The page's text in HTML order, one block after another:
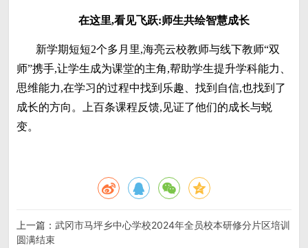
在这里,看见飞跃:师生共绘智慧成长
新学期短短2个多月里,海亮云校教师与线下教师“双
师”携手,让学生成为课堂的主角,帮助学生提升学科能力、
思维能力,在学习的过程中找到乐趣、找到自信,也找到了
成长的方向。上百条课程反馈,见证了他们的成长与蜕
变。
上一篇：武冈市马坪乡中心学校2024年全员校本研修分片区培训
圆满结束